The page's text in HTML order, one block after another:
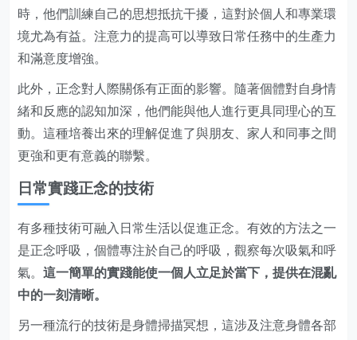
時，他們訓練自己的思想抵抗干擾，這對於個人和專業環
境尤為有益。注意力的提高可以導致日常任務中的生產力
和滿意度增強。
此外，正念對人際關係有正面的影響。隨著個體對自身情
緒和反應的認知加深，他們能與他人進行更具同理心的互
動。這種培養出來的理解促進了與朋友、家人和同事之間
更強和更有意義的聯繫。
日常實踐正念的技術
有多種技術可融入日常生活以促進正念。有效的方法之一
是正念呼吸，個體專注於自己的呼吸，觀察每次吸氣和呼
氣。這一簡單的實踐能使一個人立足於當下，提供在混亂
中的一刻清晰。
另一種流行的技術是身體掃描冥想，這涉及注意身體各部